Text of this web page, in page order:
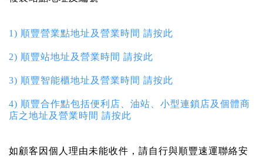
1) 順豐營業點地址及營業時間 請按此
2) 順豐站地址及營業時間 請按此
3) 順豐智能櫃地址及營業時間 請按此
4) 順豐合作點包括便利店、油站、小型連鎖店及個體商
店之地址及營業時間 請按此
如顧客因個人理由未能收件，請自行與順豐速運聯絡安